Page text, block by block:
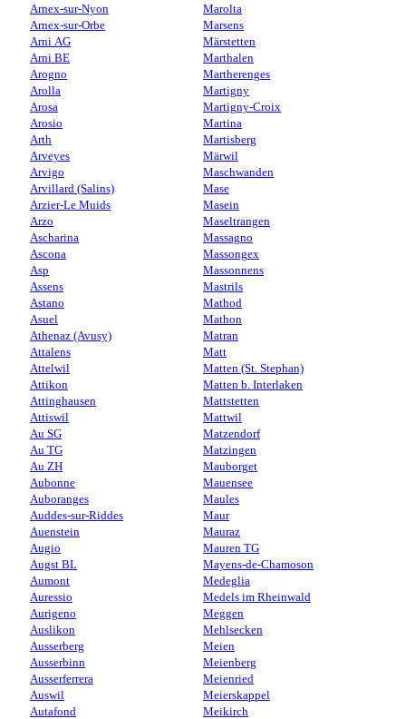
Arnex-sur-Nyon
Arnex-sur-Orbe
Arni AG
Arni BE
Arogno
Arolla
Arosa
Arosio
Arth
Arveyes
Arvigo
Arvillard (Salins)
Arzier-Le Muids
Arzo
Ascharina
Ascona
Asp
Assens
Astano
Asuel
Athenaz (Avusy)
Attalens
Attelwil
Attikon
Attinghausen
Attiswil
Au SG
Au TG
Au ZH
Aubonne
Auboranges
Auddes-sur-Riddes
Auenstein
Augio
Augst BL
Aumont
Auressio
Aurigeno
Auslikon
Ausserberg
Ausserbinn
Ausserferrera
Auswil
Autafond
Marolta
Marsens
Märstetten
Marthalen
Martherenges
Martigny
Martigny-Croix
Martina
Martisberg
Märwil
Maschwanden
Mase
Masein
Maseltrangen
Massagno
Massongex
Massonnens
Mastrils
Mathod
Mathon
Matran
Matt
Matten (St. Stephan)
Matten b. Interlaken
Mattstetten
Mattwil
Matzendorf
Matzingen
Mauborget
Mauensee
Maules
Maur
Mauraz
Mauren TG
Mayens-de-Chamoson
Medeglia
Medels im Rheinwald
Meggen
Mehlsecken
Meien
Meienberg
Meienried
Meierskappel
Meikirch